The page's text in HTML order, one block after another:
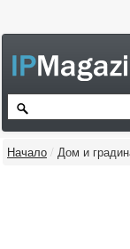
Начало / Дом и